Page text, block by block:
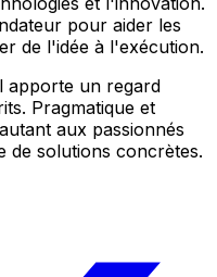
pour aider les
de l'idée à l'exécution.
apporte un regard
Pragmatique et
aux passionnés
de solutions concrètes.